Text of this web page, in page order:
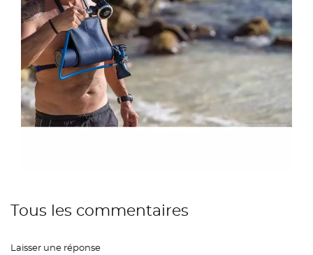
Tous les commentaires
Laisser une réponse